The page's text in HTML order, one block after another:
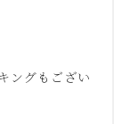
ングもござい